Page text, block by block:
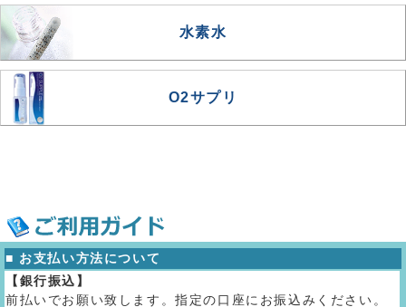
水素水
O2サプリ
■ お支払い方法について
【銀行振込】
前払いでお願い致します。指定の口座にお振込みください。